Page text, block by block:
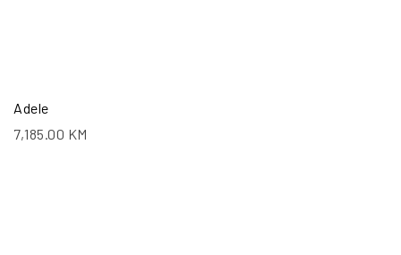
Adele
7,185.00 KM